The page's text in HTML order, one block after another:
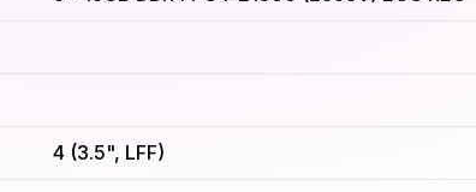
4 (3.5", LFF)